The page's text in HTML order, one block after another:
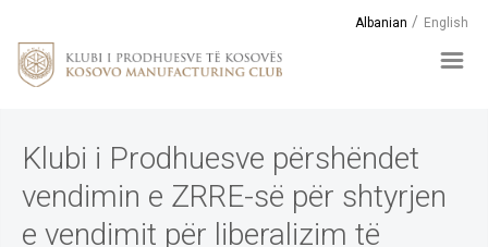
Albanian English
Klubi i Prodhuesve përshëndet
vendimin e ZRRE-së për shtyrjen
e vendimit për liberalizim të